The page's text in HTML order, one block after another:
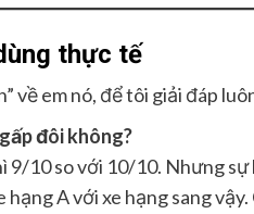
thực tế
về em nó, để tôi giải đáp
đôi không?
9/10 so với 10/10. Nhưng
A với xe hạng sang